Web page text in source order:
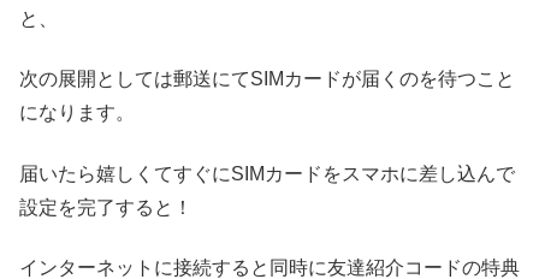
と、
次の展開としては郵送にてSIMカードが届くのを待つこと
になります。
届いたら嬉しくてすぐにSIMカードをスマホに差し込んで
設定を完了すると！
インターネットに接続すると同時に友達紹介コードの特典